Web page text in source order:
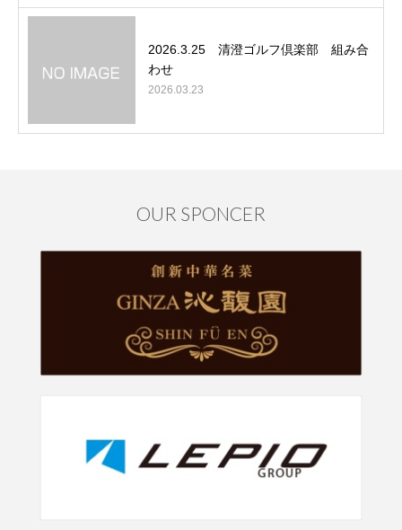
2026.3.25 清澄ゴルフ倶楽部 組み合
わせ
2026.03.23
OUR SPONCER